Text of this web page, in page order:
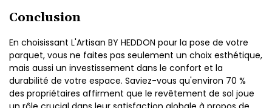
Conclusion
En choisissant L'Artisan BY HEDDON pour la pose de votre
parquet, vous ne faites pas seulement un choix esthétique,
mais aussi un investissement dans le confort et la
durabilité de votre espace. Saviez-vous qu'environ 70 %
des propriétaires affirment que le revêtement de sol joue